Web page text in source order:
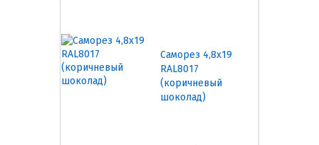
Саморез 4,8х19
RAL8017
(коричневый
шоколад)